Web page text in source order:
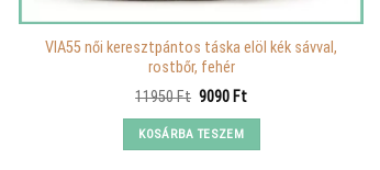
VIA55 női keresztpántos táska elöl kék sávval,
rostbőr, fehér
11950Ft Original
was:
11950 Ft.
9090 FtCurrent
KOSÁRBA TESZEM